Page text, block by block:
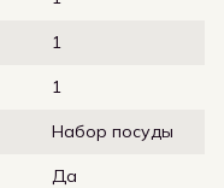
1
1
Набор посуды
Да